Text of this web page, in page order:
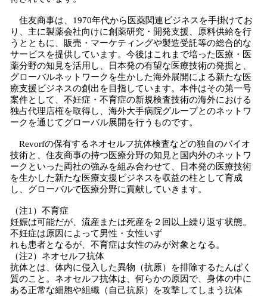
住友商事は、1970年代から医薬関連ビジネスを手掛けてお
り、主に製薬会社向けに創薬研究・開発支援、原料供給を行
うとともに、販売・マーケティングや製造受託等の総合的な
サービスを提供しています。今後はこれまで培った医療・医
薬分野の知見を活用し、日本発の有望な医療技術の発掘と、
グローバルネットワークを生かした海外展開による新たな医
療支援ビジネスの創出を目指しています。本件はその第一号
案件として、不妊症・不育症の新規検査技術の海外における
独占代理店権を取得し、海外大手病院グループとのネットワ
ークを通じてグローバル展開を行うものです。
Revorfの保有するネオセルフ抗体検査などの独自のバイオ
技術と、住友商事の持つ医療分野の知見と国内外のネットワ
ークといった両社の強みを組み合わせて、日本発の医療技術
を生かした新たな医療支援ビジネスを収益の柱として育成
し、グローバルで医療分野に貢献していきます。
（注1）不育症
妊娠は可能だが、流産または死産を２回以上繰り返す状態。
不妊症は原因によって男性・女性いず
れも患者となるが、不育症は女性のみが対象となる。
（注2）ネオセルフ抗体
抗体とは、体内に侵入した異物（抗原）を排除するたんぱく
質のこと。ネオセルフ抗体は、何らかの原因で、身体の中に
ある正常な細胞や組織（自己抗原）を攻撃してしまう抗体